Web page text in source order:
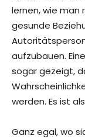
lernen, wie man
gesunde
aufzubauen.
sogar gezeigt,
werden. Es ist
Ganz egal, wo